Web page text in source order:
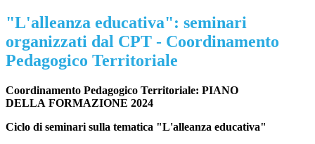
"L'alleanza educativa": seminari
organizzati dal CPT - Coordinamento
Pedagogico Territoriale
Coordinamento Pedagogico Territoriale: PIANO
DELLA FORMAZIONE 2024
Ciclo di seminari sulla tematica "L'alleanza educativa"